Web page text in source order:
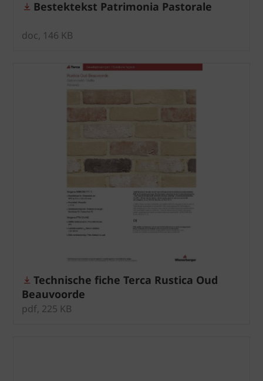
Bestektekst Patrimonia Pastorale
doc, 146 KB
Technische fiche Terca Rustica Oud
Beauvoorde
pdf, 225 KB